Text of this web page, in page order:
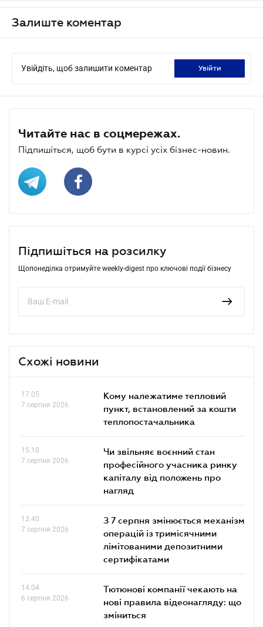
Залиште коментар
Увійдіть, щоб залишити коментар увійти
Читайте нас в соцмережах.
Підпишіться, щоб бути в курсі усіх бізнес-новин.
Підпишіться на розсилку
Щопонеділка отримуйте weekly-digest про ключові події бізнесу
Схожі новини
17.05
7 серпня 2026
Кому належатиме тепловий
пункт, встановлений за кошти
теплопостачальника
15.10
7 серпня 2026
Чи звільняє воєнний стан
професійного учасника ринку
капіталу від положень про
нагляд
13.40
7 серпня 2026
З 7 серпня змінюється механізм
операцій із тримісячними
лімітованими депозитними
сертифікатами
14.04
6 серпня 2026
Тютюнові компанії чекають на
нові правила відеонагляду: що
зміниться